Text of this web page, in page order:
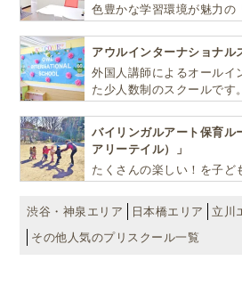
色豊かな学習環境が魅力の
アウルインターナショナル
外国人講師によるオールイ
た少人数制のスクールです
バイリンガルアート保育
アリーテイル）」
たくさんの楽しい！を子ど
『生きる力』を育てます。
渋谷・神泉エリア 日本橋エリア
立川
その他人気のプリスクール一覧